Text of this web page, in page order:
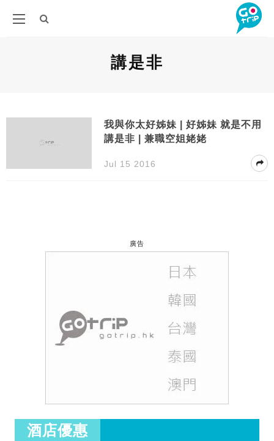
講是非
我與你太好姊妹 | 好姊妹 就是不用
講是非 | 兼職空姐姥姥
Jul 15 2016
廣告
酒店優惠